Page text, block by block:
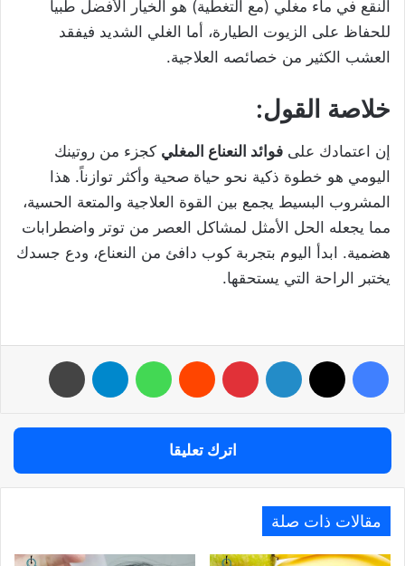
النقع في ماء مغلي (مع التغطية) هو الخيار الأفضل طبياً
للحفاظ على الزيوت الطيارة، أما الغلي الشديد فيفقد
العشب الكثير من خصائصه العلاجية.
خلاصة القول:
إن اعتمادك على فوائد النعناع المغلي كجزء من روتينك
اليومي هو خطوة ذكية نحو حياة صحية وأكثر توازناً. هذا
المشروب البسيط يجمع بين القوة العلاجية والمتعة الحسية،
مما يجعله الحل الأمثل لمشاكل العصر من توتر واضطرابات
هضمية. ابدأ اليوم بتجربة كوب دافئ من النعناع، ودع جسدك
يختبر الراحة التي يستحقها.
فيسبوك لينكدإن بينتيريست واتساب تيلقرام
اترك تعليقا
مقالات ذات صلة